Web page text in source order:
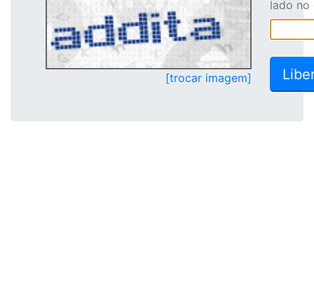
[trocar imagem]
lado no